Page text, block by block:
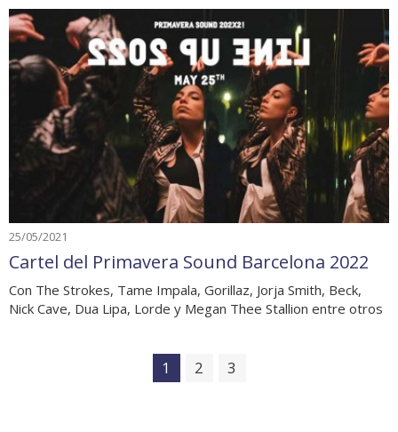
25/05/2021
Cartel del Primavera Sound Barcelona 2022
Con The Strokes, Tame Impala, Gorillaz, Jorja Smith, Beck,
Nick Cave, Dua Lipa, Lorde y Megan Thee Stallion entre otros
1 2 3